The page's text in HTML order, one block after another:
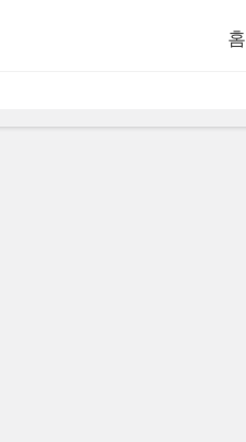
홈